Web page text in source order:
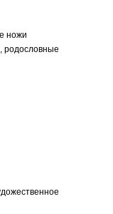
ножи
родословные